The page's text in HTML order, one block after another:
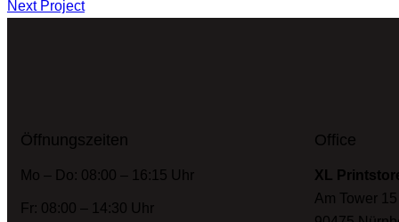
Next Project
Öffnungszeiten
Mo – Do: 08:00 – 16:15 Uhr
Fr: 08:00 – 14:30 Uhr
Office
XL
Am Tower 15